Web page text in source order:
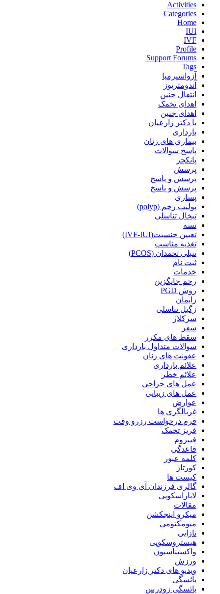
Activities
Categories
Home
IUI
IVF
Profile
Support Forums
Tags
آزواسپرمیا
آندومتریوز
انتقال جنین
اهدای تخمک
اهدای جنین
با دکتر زارعیان
بارداری
بیماری های زنان
پاسخ سوالات
پانکچر
پرسش
پرسش و پاسخ
پرسش و پاسخ
پساری
پولیپ رحم (polyp)
تبخال تناسلی
تسه
تعیین جنسیت(IVF-IUI)
تغذیه مناسب
تنبلی تخمدان (PCOS)
ثبت نام
خدمات
رحم جایگزین
روش PGD
زایمان
زگیل تناسلی
سرکلاژ
سفر
سقط های مکرر
سوالات متداول بارداری
عفونت های زنان
علائم بارداری
علائم خطر
عمل های جراحی
عمل های زیبایی
عوارض
غربالگری ها
فرم درخواست رزرو وقت
فریز تخمک
فیبروم
قاعدگی
کلمه عبور
کورتاژ
کیست ها
گالری فرزندان آی وی اف
لاپاراسکوپی
مقالات
میکرو اینجکشن
میومکتومی
نازایی
هیستروسکوپی
واکسیناسیون
ورزش
ویدیو های دکتر زارعیان
یائسگی
یائسگی زودرس